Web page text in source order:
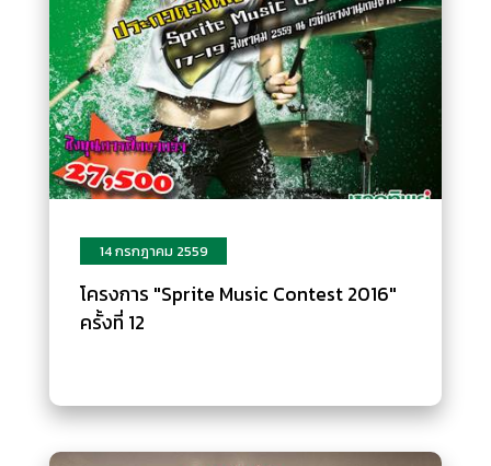
14 กรกฎาคม 2559
โครงการ "Sprite Music Contest 2016"
ครั้งที่ 12